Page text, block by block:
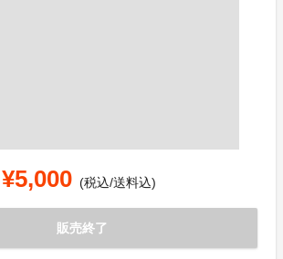
¥5,000 (税込/送料込)
販売終了